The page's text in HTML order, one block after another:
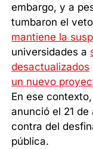
embargo, y a
tumbaron el
mantiene la
universidades a
desactualizados
un nuevo
En ese
anunció el 21
contra del
pública.